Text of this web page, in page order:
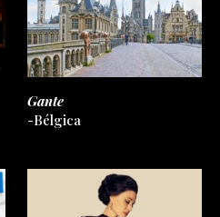
Gante
-Bélgica